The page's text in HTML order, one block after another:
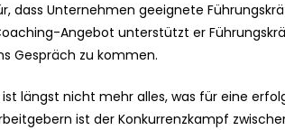
dass Unternehmen geeignete
Angebot unterstützt er
Gespräch zu kommen.
längst nicht mehr alles, was für eine
ist der Konkurrenzkampf